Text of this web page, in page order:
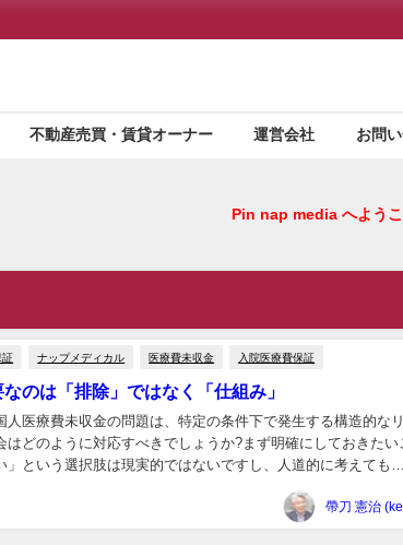
不動産売買・賃貸オーナー 運営会社 お問
Pin nap media へようこそ！
証 ナップメディカル 医療費未収金 入院医療費保証
のは「排除」ではなく「仕組み」
医療費未収金の問題は、特定の条件下で発生する構造的なリ
どのように対応すべきでしょうか?まず明確にしておきたい
という選択肢は現実的ではないですし、人道的に考えてもあ